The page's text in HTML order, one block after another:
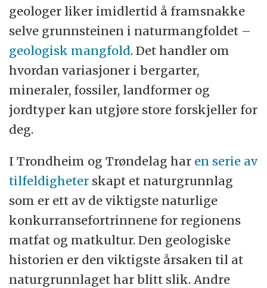
geologer liker imidlertid å framsnakke
selve grunnsteinen i naturmangfoldet –
geologisk mangfold. Det handler om
hvordan variasjoner i bergarter,
mineraler, fossiler, landformer og
jordtyper kan utgjøre store forskjeller for
deg.
I Trondheim og Trøndelag har en serie av
tilfeldigheter skapt et naturgrunnlag
som er ett av de viktigste naturlige
konkurransefortrinnene for regionens
matfat og matkultur. Den geologiske
historien er den viktigste årsaken til at
naturgrunnlaget har blitt slik. Andre